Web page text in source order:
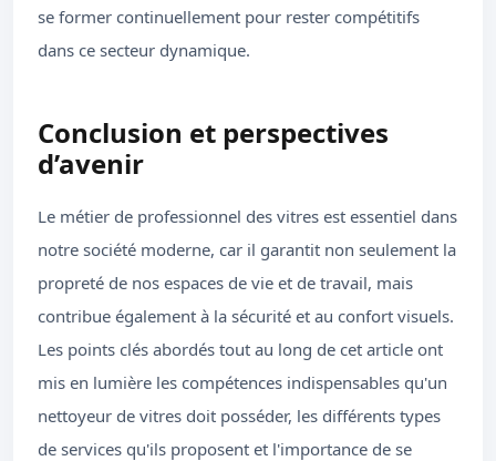
se former continuellement pour rester compétitifs
dans ce secteur dynamique.
Conclusion et perspectives
d’avenir
Le métier de professionnel des vitres est essentiel dans
notre société moderne, car il garantit non seulement la
propreté de nos espaces de vie et de travail, mais
contribue également à la sécurité et au confort visuels.
Les points clés abordés tout au long de cet article ont
mis en lumière les compétences indispensables qu'un
nettoyeur de vitres doit posséder, les différents types
de services qu'ils proposent et l'importance de se